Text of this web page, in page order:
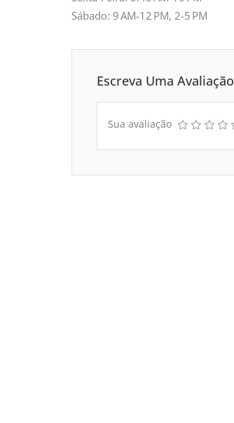
Sábado: 9 AM-12 PM, 2-5 PM
Escreva Uma Avaliação
Sua avaliação